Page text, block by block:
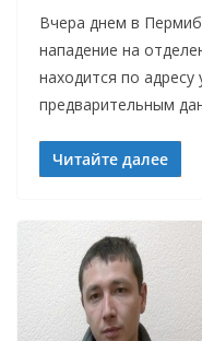
Вчера днем в
нападение на
находится по
предварительным
Читайте далее